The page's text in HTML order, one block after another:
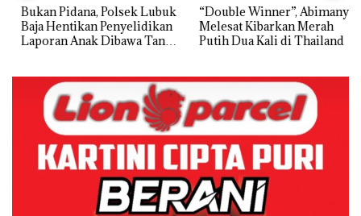
Bukan Pidana, Polsek Lubuk
Baja Hentikan Penyelidikan
Laporan Anak Dibawa Tanpa
“Double Winner”, Abimanyu
Melesat Kibarkan Merah
Putih Dua Kali di Thailand